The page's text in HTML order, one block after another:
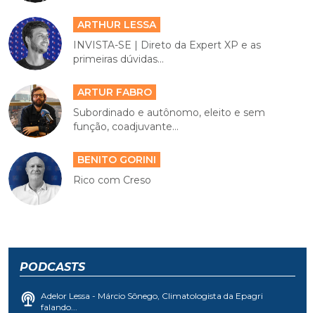
ARTHUR LESSA
INVISTA-SE | Direto da Expert XP e as
primeiras dúvidas...
ARTUR FABRO
Subordinado e autônomo, eleito e sem
função, coadjuvante...
BENITO GORINI
Rico com Creso
PODCASTS
Adelor Lessa - Márcio Sônego, Climatologista da Epagri
falando...